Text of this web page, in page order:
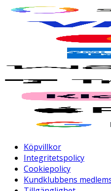
Köpvillkor
Integritetspolicy
Cookiepolicy
Kundklubbens